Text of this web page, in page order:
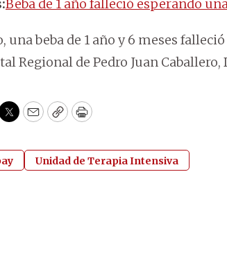
Beba de 1 año falleció esperando
una beba de 1 año y 6 meses
Regional de Pedro Juan
Twitter
EmailCopyPrint
Unidad de Terapia Intensiva